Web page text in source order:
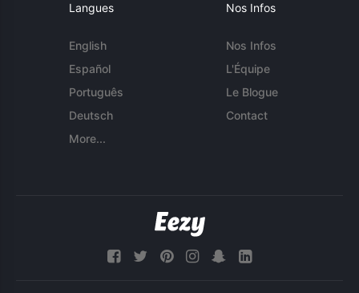
Langues
English
Español
Português
Deutsch
More...
Nos Infos
Nos Infos
L'Équipe
Le Blogue
Contact